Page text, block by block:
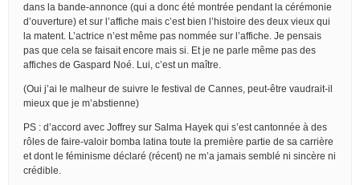
dans la bande-annonce (qui a donc été montrée pendant la cérémonie
d’ouverture) et sur l’affiche mais c’est bien l’histoire des deux vieux qui
la matent. L’actrice n’est même pas nommée sur l’affiche. Je pensais
pas que cela se faisait encore mais si. Et je ne parle même pas des
affiches de Gaspard Noé. Lui, c’est un maître.
(Oui j’ai le malheur de suivre le festival de Cannes, peut-être vaudrait-il
mieux que je m’abstienne)
PS : d’accord avec Joffrey sur Salma Hayek qui s’est cantonnée à des
rôles de faire-valoir bomba latina toute la première partie de sa carrière
et dont le féminisme déclaré (récent) ne m’a jamais semblé ni sincère ni
crédible.